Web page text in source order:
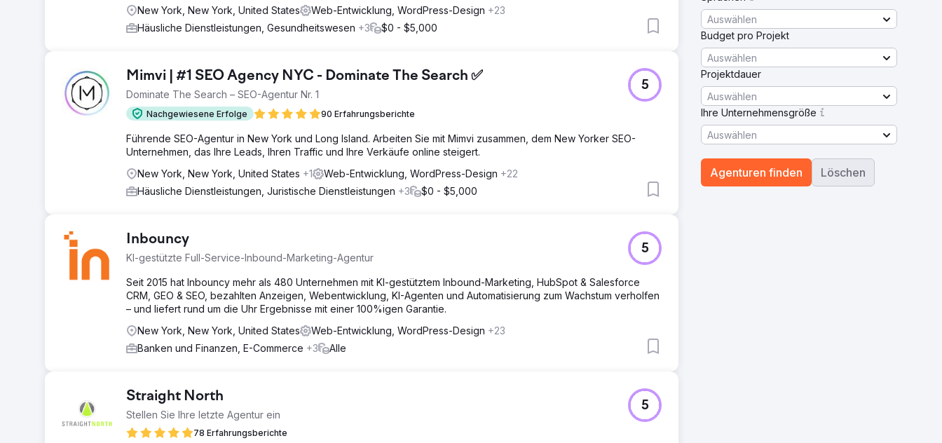
New York, New York, United States
Web-Entwicklung, WordPress-Design +23
Häusliche Dienstleistungen, Gesundheitswesen +3 $0 - $5,000
Mimvi | #1 SEO Agency NYC - Dominate The Search ✅
Dominate The Search – SEO-Agentur Nr. 1
Nachgewiesene Erfolge 90 Erfahrungsberichte
5
Führende SEO-Agentur in New York und Long Island. Arbeiten Sie mit Mimvi zusammen, dem New Yorker SEO-
Unternehmen, das Ihre Leads, Ihren Traffic und Ihre Verkäufe online steigert.
New York, New York, United States +1 Web-Entwicklung, WordPress-Design +22
Häusliche Dienstleistungen, Juristische Dienstleistungen +3 $0 - $5,000
Inbouncy
KI-gestützte Full-Service-Inbound-Marketing-Agentur
5
Seit 2015 hat Inbouncy mehr als 480 Unternehmen mit KI-gestütztem Inbound-Marketing, HubSpot & Salesforce
CRM, GEO & SEO, bezahlten Anzeigen, Webentwicklung, KI-Agenten und Automatisierung zum Wachstum verholfen
– und liefert rund um die Uhr Ergebnisse mit einer 100%igen Garantie.
New York, New York, United States
Web-Entwicklung, WordPress-Design +23
Banken und Finanzen, E-Commerce +3 Alle
Straight North
Stellen Sie Ihre letzte Agentur ein
78 Erfahrungsberichte
5
Auswählen
Budget pro Projekt
Auswählen
Projektdauer
Auswählen
Ihre Unternehmensgröße
Auswählen
Agenturen finden Löschen